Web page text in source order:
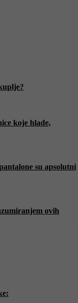
koje hlade,
su apsolutni
ovih